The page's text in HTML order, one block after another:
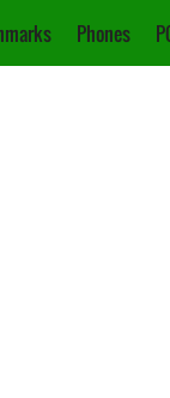
Phones